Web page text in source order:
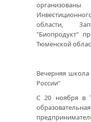
области,
"Биопродукт"
Тюменской
Вечерняя
России"
С 20 ноября в